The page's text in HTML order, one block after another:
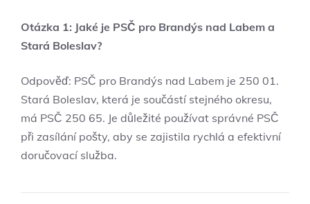
Otázka 1: Jaké je PSČ pro Brandýs nad Labem a
Stará Boleslav?
Odpověď: PSČ pro Brandýs nad Labem je 250 01.
Stará Boleslav, která je součástí stejného okresu,
má PSČ 250 65. Je důležité používat správné PSČ
při zasílání pošty, aby se zajistila rychlá a efektivní
doručovací služba.